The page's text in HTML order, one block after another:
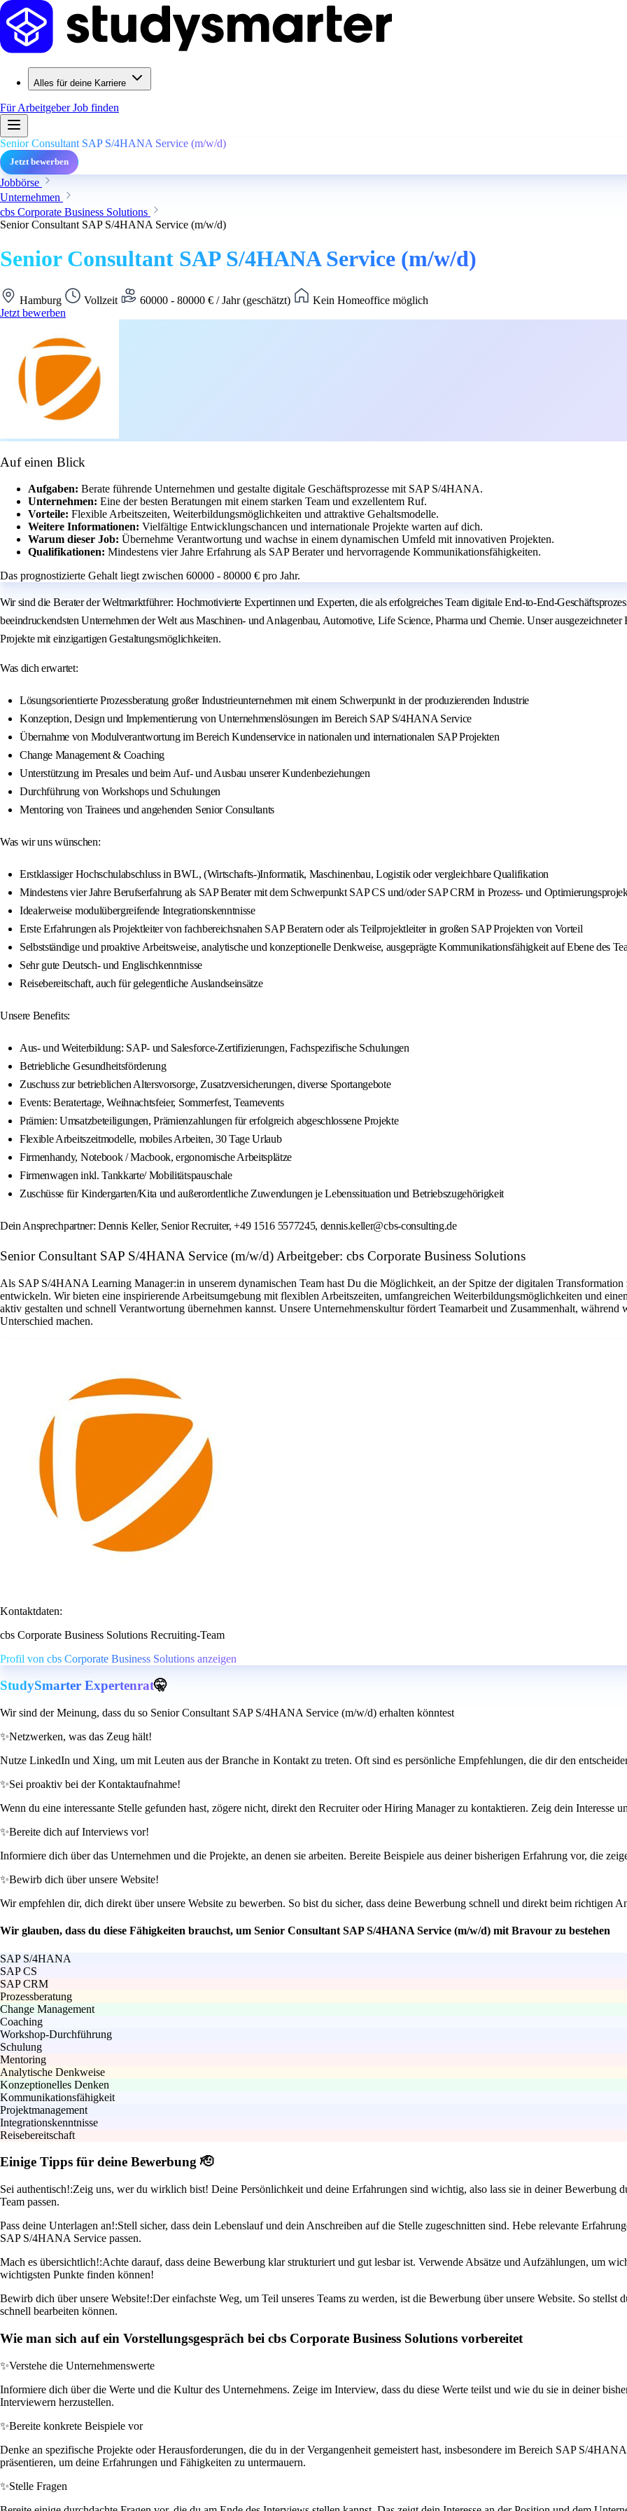
Alles für deine Karriere
Für ArbeitgeberJob finden
Senior Consultant SAP S/4HANA Service (m/w/d)
Jetzt bewerben
Jobbörse
Unternehmen
cbs Corporate Business Solutions
Senior Consultant SAP S/4HANA Service (m/w/d)
Senior Consultant SAP S/4HANA Service (m/w/d)
Hamburg Vollzeit 60000 - 80000 € / Jahr (geschätzt)
Kein Homeoffice möglich
Jetzt bewerben
Auf einen Blick
Aufgaben: Berate führende Unternehmen und gestalte digitale Geschäftsprozesse mit SAP S/4HANA.
Unternehmen: Eine der besten Beratungen mit einem starken Team und exzellentem Ruf.
Vorteile: Flexible Arbeitszeiten, Weiterbildungsmöglichkeiten und attraktive Gehaltsmodelle.
Weitere Informationen: Vielfältige Entwicklungschancen und internationale Projekte warten auf dich.
Warum dieser Job: Übernehme Verantwortung und wachse in einem dynamischen Umfeld mit innovativen Projekten.
Qualifikationen: Mindestens vier Jahre Erfahrung als SAP Berater und hervorragende Kommunikationsfähigkeiten.
Das prognostizierte Gehalt liegt zwischen 60000 - 80000 € pro Jahr.
Wir sind die Berater der Weltmarktführer: Hochmotivierte Expertinnen und Experten, die als erfolgreiches Team digitale End-to-End-
beeindruckendsten Unternehmen der Welt aus Maschinen- und Anlagenbau, Automotive, Life Science, Pharma und Chemie. Unser
Projekte mit einzigartigen Gestaltungsmöglichkeiten.
Was dich erwartet:
Lösungsorientierte Prozessberatung großer Industrieunternehmen mit einem Schwerpunkt in der produzierenden Industrie
Konzeption, Design und Implementierung von Unternehmenslösungen im Bereich SAP S/4HANA Service
Übernahme von Modulverantwortung im Bereich Kundenservice in nationalen und internationalen SAP Projekten
Change Management & Coaching
Unterstützung im Presales und beim Auf- und Ausbau unserer Kundenbeziehungen
Durchführung von Workshops und Schulungen
Mentoring von Trainees und angehenden Senior Consultants
Was wir uns wünschen:
Erstklassiger Hochschulabschluss in BWL, (Wirtschafts-)Informatik, Maschinenbau, Logistik oder vergleichbare Qualifikation
Mindestens vier Jahre Berufserfahrung als SAP Berater mit dem Schwerpunkt SAP CS und/oder SAP CRM in Prozess- und
Idealerweise modulübergreifende Integrationskenntnisse
Erste Erfahrungen als Projektleiter von fachbereichsnahen SAP Beratern oder als Teilprojektleiter in großen SAP Projekten von Vorteil
Selbstständige und proaktive Arbeitsweise, analytische und konzeptionelle Denkweise, ausgeprägte Kommunikationsfähigkeit auf Ebene des
Sehr gute Deutsch- und Englischkenntnisse
Reisebereitschaft, auch für gelegentliche Auslandseinsätze
Unsere Benefits:
Aus- und Weiterbildung: SAP- und Salesforce-Zertifizierungen, Fachspezifische Schulungen
Betriebliche Gesundheitsförderung
Zuschuss zur betrieblichen Altersvorsorge, Zusatzversicherungen, diverse Sportangebote
Events: Beratertage, Weihnachtsfeier, Sommerfest, Teamevents
Prämien: Umsatzbeteiligungen, Prämienzahlungen für erfolgreich abgeschlossene Projekte
Flexible Arbeitszeitmodelle, mobiles Arbeiten, 30 Tage Urlaub
Firmenhandy, Notebook / Macbook, ergonomische Arbeitsplätze
Firmenwagen inkl. Tankkarte/ Mobilitätspauschale
Zuschüsse für Kindergarten/Kita und außerordentliche Zuwendungen je Lebenssituation und Betriebszugehörigkeit
Dein Ansprechpartner: Dennis Keller, Senior Recruiter, +49 1516 5577245, dennis.keller@cbs-consulting.de
Senior Consultant SAP S/4HANA Service (m/w/d) Arbeitgeber: cbs Corporate Business Solutions
Als SAP S/4HANA Learning Manager:in in unserem dynamischen Team hast Du die Möglichkeit, an der Spitze der digitalen
entwickeln. Wir bieten eine inspirierende Arbeitsumgebung mit flexiblen Arbeitszeiten, umfangreichen Weiterbildungsmöglichkeiten und
aktiv gestalten und schnell Verantwortung übernehmen kannst. Unsere Unternehmenskultur fördert Teamarbeit und Zusammenhalt, während
Unterschied machen.
Kontaktdaten:
cbs Corporate Business Solutions Recruiting-Team
Profil von cbs Corporate Business Solutions anzeigen
StudySmarter Expertenrat🤫
Wir sind der Meinung, dass du so Senior Consultant SAP S/4HANA Service (m/w/d) erhalten könntest
✨Netzwerken, was das Zeug hält!
Nutze LinkedIn und Xing, um mit Leuten aus der Branche in Kontakt zu treten. Oft sind es persönliche Empfehlungen, die dir den
✨Sei proaktiv bei der Kontaktaufnahme!
Wenn du eine interessante Stelle gefunden hast, zögere nicht, direkt den Recruiter oder Hiring Manager zu kontaktieren. Zeig dein Interesse
✨Bereite dich auf Interviews vor!
Informiere dich über das Unternehmen und die Projekte, an denen sie arbeiten. Bereite Beispiele aus deiner bisherigen Erfahrung vor, die
✨Bewirb dich über unsere Website!
Wir empfehlen dir, dich direkt über unsere Website zu bewerben. So bist du sicher, dass deine Bewerbung schnell und direkt beim richtigen
Wir glauben, dass du diese Fähigkeiten brauchst, um Senior Consultant SAP S/4HANA Service (m/w/d) mit Bravour zu bestehen
SAP S/4HANA
SAP CS
SAP CRM
Prozessberatung
Change Management
Coaching
Workshop-Durchführung
Schulung
Mentoring
Analytische Denkweise
Konzeptionelles Denken
Kommunikationsfähigkeit
Projektmanagement
Integrationskenntnisse
Reisebereitschaft
Einige Tipps für deine Bewerbung 🫡
Sei authentisch!:Zeig uns, wer du wirklich bist! Deine Persönlichkeit und deine Erfahrungen sind wichtig, also lass sie in deiner Bewerbung
Team passen.
Pass deine Unterlagen an!:Stell sicher, dass dein Lebenslauf und dein Anschreiben auf die Stelle zugeschnitten sind. Hebe relevante
SAP S/4HANA Service passen.
Mach es übersichtlich!:Achte darauf, dass deine Bewerbung klar strukturiert und gut lesbar ist. Verwende Absätze und Aufzählungen, um
wichtigsten Punkte finden können!
Bewirb dich über unsere Website!:Der einfachste Weg, um Teil unseres Teams zu werden, ist die Bewerbung über unsere Website. So
schnell bearbeiten können.
Wie man sich auf ein Vorstellungsgespräch bei cbs Corporate Business Solutions vorbereitet
✨Verstehe die Unternehmenswerte
Informiere dich über die Werte und die Kultur des Unternehmens. Zeige im Interview, dass du diese Werte teilst und wie du sie in deiner
Interviewern herzustellen.
✨Bereite konkrete Beispiele vor
Denke an spezifische Projekte oder Herausforderungen, die du in der Vergangenheit gemeistert hast, insbesondere im Bereich SAP S/
präsentieren, um deine Erfahrungen und Fähigkeiten zu untermauern.
✨Stelle Fragen